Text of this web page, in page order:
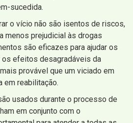
sucedida.
o vício não são isentos de riscos,
menos prejudicial às drogas
são eficazes para ajudar os
efeitos desagradáveis ​​da
provável que um viciado em
em reabilitação.
usados ​​durante o processo de
em conjunto com o